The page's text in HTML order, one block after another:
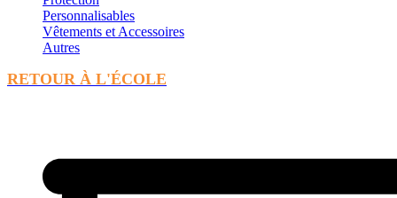
Personnalisables
Vêtements et Accessoires
Autres
RETOUR À L'ÉCOLE